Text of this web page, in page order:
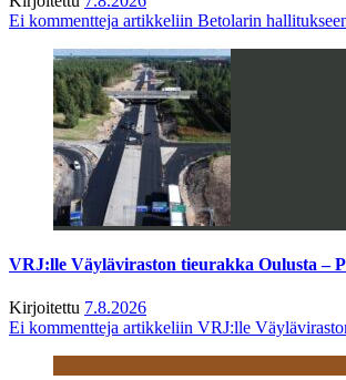
Ei kommentteja artikkeliin Betolarin
VRJ:lle Väyläviraston tieurakka Oulusta –
Kirjoitettu 7.8.2026
Ei kommentteja artikkeliin VRJ:lle